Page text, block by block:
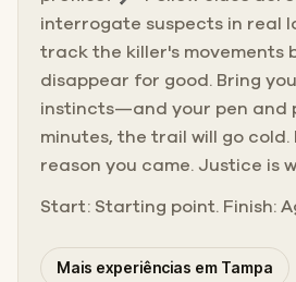
interrogate suspects in real
track the killer's movements
disappear for good. Bring
instincts—and your pen and
minutes, the trail will go cold.
reason you came. Justice is
Start: Starting point. Finish:
Mais experiências em Tampa